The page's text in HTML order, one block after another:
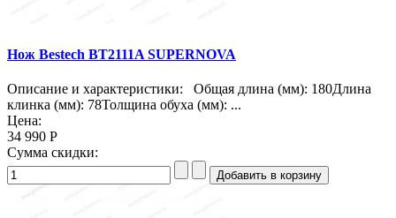
Нож Bestech BT2111A SUPERNOVA
Описание и характеристики: Общая длина (мм): 180Длина
клинка (мм): 78Толщина обуха (мм): ...
Цена:
34 990 Р
Сумма скидки: